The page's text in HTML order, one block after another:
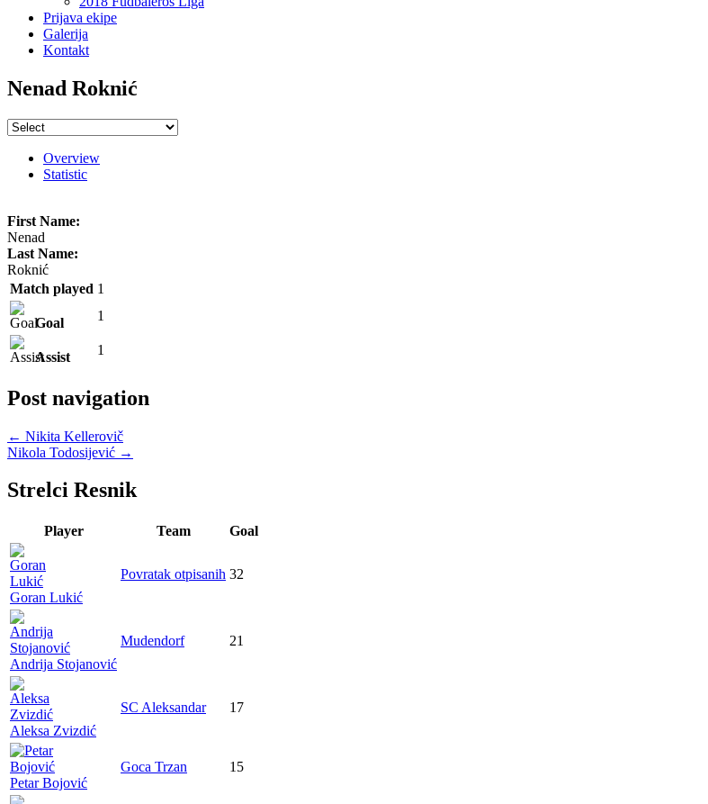
Prijava ekipe
Galerija
Kontakt
Nenad Roknić
Overview
Statistic
First Name:
Nenad
Last Name:
Roknić
Match played 1
Goal 1
Assist 1
Post navigation
← Nikita Kellerovič
Nikola Todosijević →
Strelci Resnik
Player Team Goal
Goran Lukić
Povratak otpisanih 32
Andrija Stojanović
Mudendorf 21
Aleksa Zvizdić
SC Aleksandar 17
Petar Bojović
Goca Trzan 15